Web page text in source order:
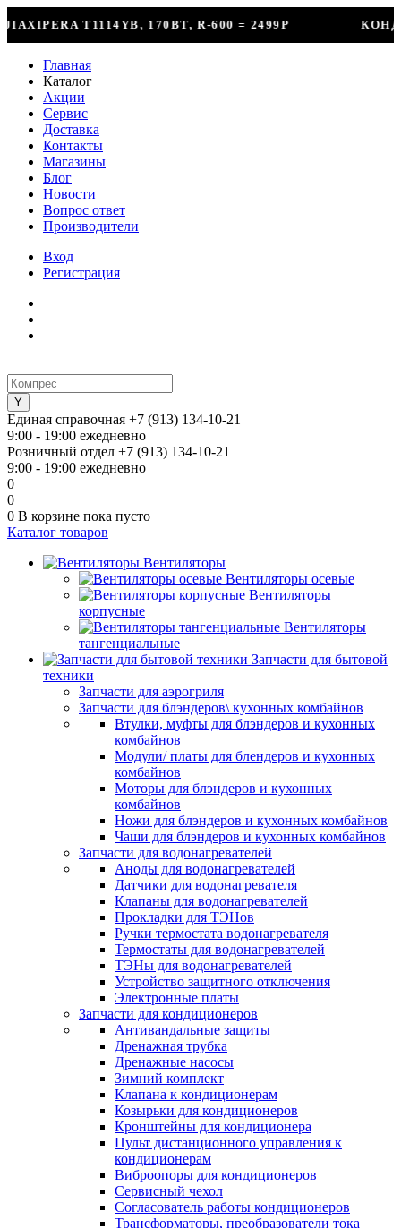
= 2499Р КОНДИЦИОНЕР + УСТАНОВКА =
Главная
Каталог
Акции
Сервис
Доставка
Контакты
Магазины
Блог
Новости
Вопрос ответ
Производители
Вход
Регистрация
Единая справочная +7 (913) 134-10-21
9:00 - 19:00 ежедневно
Розничный отдел +7 (913) 134-10-21
9:00 - 19:00 ежедневно
0
0
0 В корзине пока пусто
Каталог товаров
Вентиляторы
Вентиляторы осевые
Вентиляторы
корпусные
Вентиляторы
тангенциальные
Запчасти для бытовой
техники
Запчасти для аэрогриля
Запчасти для блэндеров\ кухонных комбайнов
Втулки, муфты для блэндеров и кухонных
комбайнов
Модули/ платы для блендеров и кухонных
комбайнов
Моторы для блэндеров и кухонных
комбайнов
Ножи для блэндеров и кухонных комбайнов
Чаши для блэндеров и кухонных комбайнов
Запчасти для водонагревателей
Аноды для водонагревателей
Датчики для водонагревателя
Клапаны для водонагревателей
Прокладки для ТЭНов
Ручки термостата водонагревателя
Термостаты для водонагревателей
ТЭНы для водонагревателей
Устройство защитного отключения
Электронные платы
Запчасти для кондиционеров
Антивандальные защиты
Дренажная трубка
Дренажные насосы
Зимний комплект
Клапана к кондиционерам
Козырьки для кондиционеров
Кронштейны для кондиционера
Пульт дистанционного управления к
кондиционерам
Виброопоры для кондиционеров
Сервисный чехол
Согласователь работы кондиционеров
Трансформаторы, преобразователи тока